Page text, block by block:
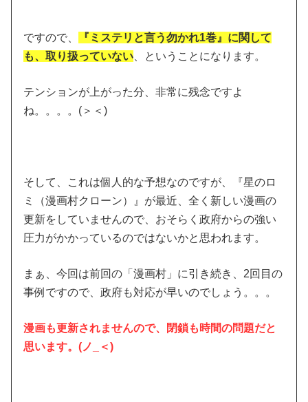
ですので、
『ミステリと言う勿かれ1巻』に関して
も、取り扱っていない 、ということになります。
テンションが上がった分、非常に残念ですよ
ね。。。。(＞＜)
そして、これは個人的な予想なのですが、『星のロ
ミ（漫画村クローン）』が最近、全く新しい漫画の
更新をしていませんので、おそらく政府からの強い
圧力がかかっているのではないかと思われます。
まぁ、今回は前回の「漫画村」に引き続き、2回目の
事例ですので、政府も対応が早いのでしょう。。。
漫画も更新されませんので、閉鎖も時間の問題だと
思います。(ノ_＜)